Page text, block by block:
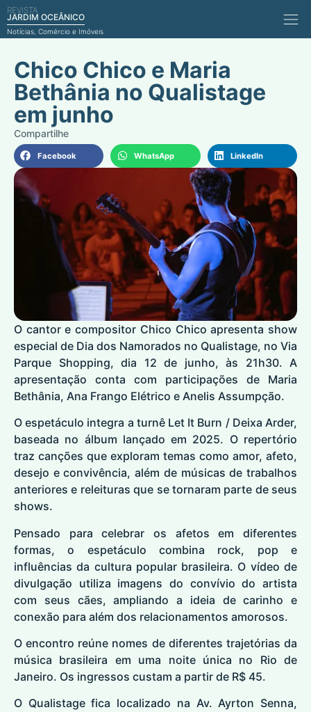
REVISTA
JARDIM OCEÂNICO
Notícias, Comércio e Imóveis
Chico Chico e Maria
Bethânia no Qualistage
em junho
Facebook WhatsApp LinkedIn
O cantor e compositor Chico Chico apresenta show
especial de Dia dos Namorados no Qualistage, no Via
Parque Shopping, dia 12 de junho, às 21h30. A
apresentação conta com participações de Maria
Bethânia, Ana Frango Elétrico e Anelis Assumpção.
O espetáculo integra a turnê Let It Burn / Deixa Arder,
baseada no álbum lançado em 2025. O repertório
traz canções que exploram temas como amor, afeto,
desejo e convivência, além de músicas de trabalhos
anteriores e releituras que se tornaram parte de seus
shows.
Pensado para celebrar os afetos em diferentes
formas, o espetáculo combina rock, pop e
influências da cultura popular brasileira. O vídeo de
divulgação utiliza imagens do convívio do artista
com seus cães, ampliando a ideia de carinho e
conexão para além dos relacionamentos amorosos.
O encontro reúne nomes de diferentes trajetórias da
música brasileira em uma noite única no Rio de
Janeiro. Os ingressos custam a partir de R$ 45.
O Qualistage fica localizado na Av. Ayrton Senna,